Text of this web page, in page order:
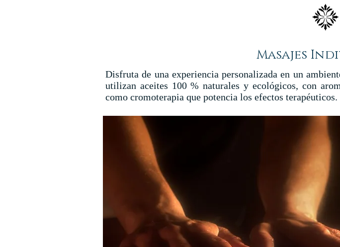
Masajes
Disfruta de una experiencia personalizada en un
utilizan aceites 100 % naturales y ecológicos, con
como cromoterapia que potencia los efectos terapéuticos.